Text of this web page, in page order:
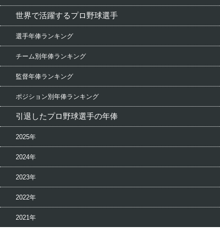
世界で活躍するプロ野球選手
選手年俸ランキング
チーム別年俸ランキング
監督年俸ランキング
ポジション別年俸ランキング
引退したプロ野球選手の年俸
2025年
2024年
2023年
2022年
2021年